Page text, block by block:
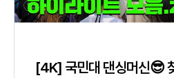
[4K] 국민대 댄싱머신😎